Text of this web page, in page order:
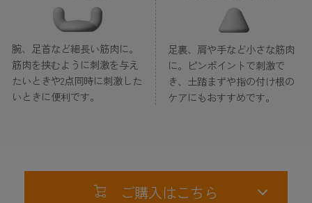
腕、足首など細長い筋肉に。
筋肉を挟むように刺激を与え
たいときや2点同時に刺激した
いときに便利です。
足裏、肩や手など小さな筋肉
に。ピンポイントで刺激で
き、土踏まずや指の付け根の
ケアにもおすすめです。
ご購入はこちら